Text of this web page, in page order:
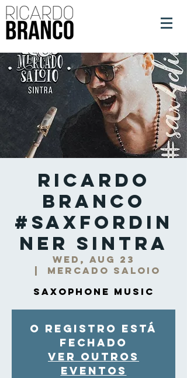
Ricardo
Branco
#SaxForDin
ner Sintra
Wed, Aug 23
Mercado Saloio
Saxophone Music
O registro está
fechado
Ver outros
eventos